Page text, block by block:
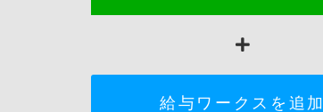
給与ワークスを追加